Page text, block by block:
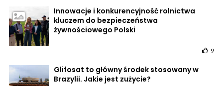
Innowacje i konkurencyjność rolnictwa
kluczem do bezpieczeństwa
żywnościowego Polski
9
Glifosat to główny środek stosowany w
Brazylii. Jakie jest zużycie?